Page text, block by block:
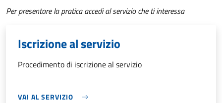
Per presentare la pratica accedi al servizio che ti interessa
Iscrizione al servizio
Procedimento di iscrizione al servizio
VAI AL SERVIZIO